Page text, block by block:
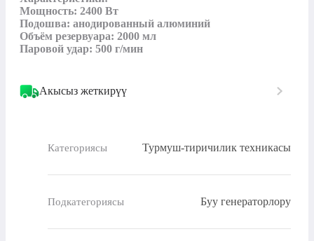
Мощность: 2400 Вт
Подошва: анодированный алюминий
Объём резервуара: 2000 мл
Паровой удар: 500 г/мин
Акысыз жеткирүү
Категориясы Турмуш-тиричилик техникасы
Подкатегориясы Буу генераторлору